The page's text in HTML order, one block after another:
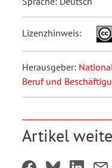
Lizenzhinweis:
Herausgeber:
Beruf und
Artikel